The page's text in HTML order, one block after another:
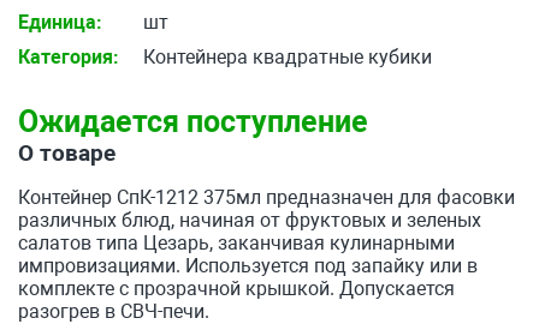
Единица:
шт
Категория:
Контейнера квадратные кубики
Ожидается поступление
О товаре
Контейнер СпК-1212 375мл предназначен для фасовки
различных блюд, начиная от фруктовых и зеленых
салатов типа Цезарь, заканчивая кулинарными
импровизациями. Используется под запайку или в
комплекте с прозрачной крышкой. Допускается
разогрев в СВЧ-печи.